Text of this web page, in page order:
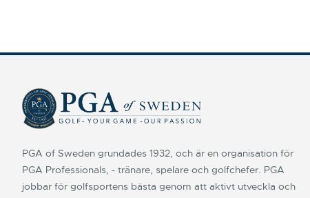
PGA of Sweden grundades 1932, och är en organisation för
PGA Professionals, - tränare, spelare och golfchefer. PGA
jobbar för golfsportens bästa genom att aktivt utveckla och